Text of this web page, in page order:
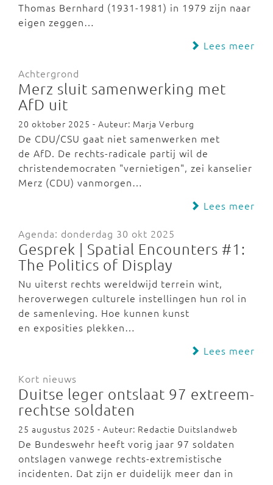
Thomas Bernhard (1931-1981) in 1979 zijn naar
eigen zeggen…
Lees meer
Achtergrond
Merz sluit samenwerking met
AfD uit
20 oktober 2025 - Auteur: Marja Verburg
De CDU/CSU gaat niet samenwerken met
de AfD. De rechts-radicale partij wil de
christendemocraten "vernietigen", zei kanselier
Merz (CDU) vanmorgen…
Lees meer
Agenda: donderdag 30 okt 2025
Gesprek | Spatial Encounters #1:
The Politics of Display
Nu uiterst rechts wereldwijd terrein wint,
heroverwegen culturele instellingen hun rol in
de samenleving. Hoe kunnen kunst
en exposities plekken…
Lees meer
Kort nieuws
Duitse leger ontslaat 97 extreem-
rechtse soldaten
25 augustus 2025 - Auteur: Redactie Duitslandweb
De Bundeswehr heeft vorig jaar 97 soldaten
ontslagen vanwege rechts-extremistische
incidenten. Dat zijn er duidelijk meer dan in